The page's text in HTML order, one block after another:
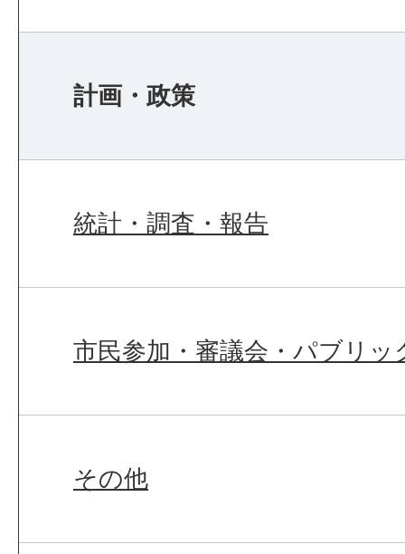
計画・政策
統計・調査・報告
市民参加・審議会・パブリッ
その他